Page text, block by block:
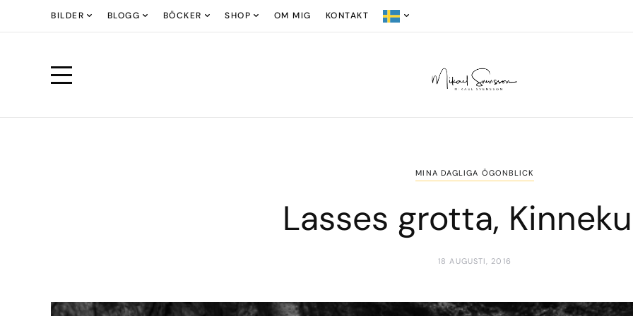
BILDER BLOGG BÖCKER SHOP OM MIG KONTAKT
MINA DAGLIGA ÖGONBLICK
Lasses grotta,
18 AUGUSTI, 2016